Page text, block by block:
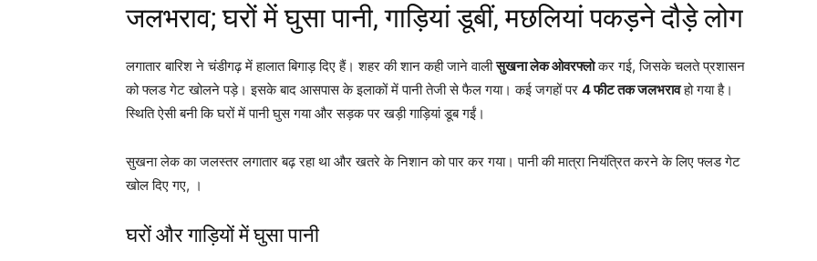
जलभराव; घरों में घुसा पानी, गाड़ियां डूबीं, मछलियां पकड़ने दौड़े लोग
लगातार बारिश ने चंडीगढ़ में हालात बिगाड़ दिए हैं। शहर की शान कही जाने वालीसुखना लेक ओवरफ्लोकर गई, जिसके चलते प्रशासन
को फ्लड गेट खोलने पड़े। इसके बाद आसपास के इलाकों में पानी तेजी से फैल गया। कई जगहों पर 4 फीट तक जलभरावहो गया है।
स्थिति ऐसी बनी कि घरों में पानी घुस गया और सड़क पर खड़ी गाड़ियां डूब गईं।
सुखना लेक का जलस्तर लगातार बढ़ रहा था और खतरे के निशान को पार कर गया। पानी की मात्रा नियंत्रित करने के लिए फ्लड गेट
खोल दिए गए, ।
घरों और गाड़ियों में घुसा पानी